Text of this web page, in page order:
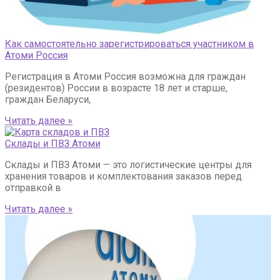
Как самостоятельно зарегистрироваться участником в
Атоми Россия
Регистрация в Атоми Россия возможна для граждан
(резидентов) России в возрасте 18 лет и старше,
граждан Беларуси,
Читать далее »
Склады и ПВЗ Атоми
Склады и ПВЗ Атоми — это логистические центры для
хранения товаров и комплектования заказов перед
отправкой в
Читать далее »